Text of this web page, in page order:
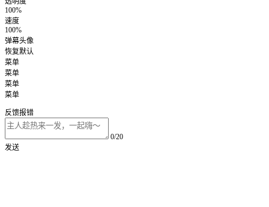
100%
速度
100%
弹幕头像
恢复默认
菜单
菜单
菜单
菜单
反馈报错
0/20
发送